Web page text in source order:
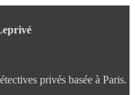
privés basée à Paris.